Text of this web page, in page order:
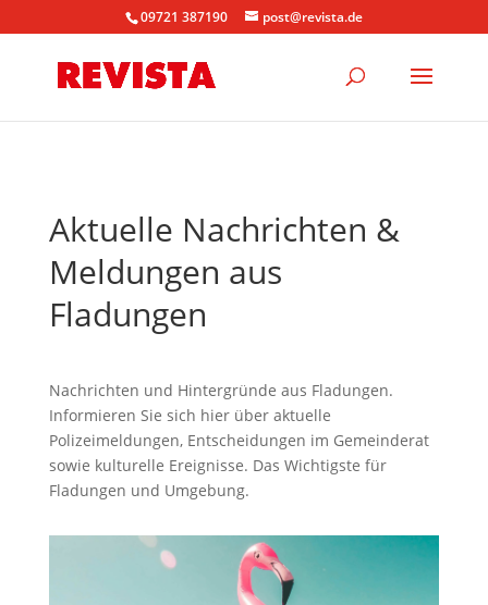
09721 387190 post@revista.de
Aktuelle Nachrichten &
Meldungen aus
Fladungen
Nachrichten und Hintergründe aus Fladungen.
Informieren Sie sich hier über aktuelle
Polizeimeldungen, Entscheidungen im Gemeinderat
sowie kulturelle Ereignisse. Das Wichtigste für
Fladungen und Umgebung.